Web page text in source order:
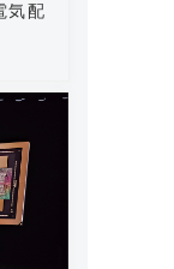
気配